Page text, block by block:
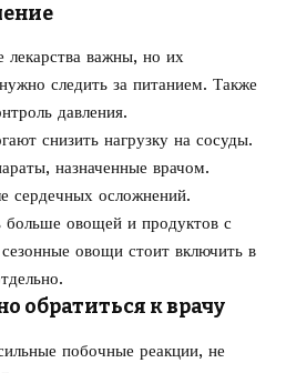
лекарства важны, но их
следить за питанием. Также
давления.
снизить нагрузку на сосуды.
назначенные врачом.
сердечных осложнений.
овощей и продуктов с
сезонные овощи стоит включить в
обратиться к врачу
побочные реакции, не